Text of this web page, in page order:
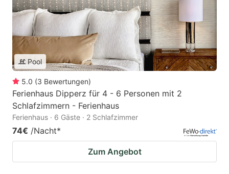
Pool
5.0 (3 Bewertungen)
Ferienhaus Dipperz für 4 - 6 Personen mit 2
Schlafzimmern - Ferienhaus
Ferienhaus · 6 Gäste · 2 Schlafzimmer
74€ /Nacht*
Zum Angebot